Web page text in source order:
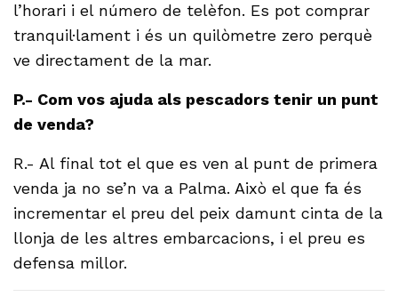
l’horari i el número de telèfon. Es pot comprar
tranquil·lament i és un quilòmetre zero perquè
ve directament de la mar.
P.- Com vos ajuda als pescadors tenir un punt
de venda?
R.- Al final tot el que es ven al punt de primera
venda ja no se’n va a Palma. Això el que fa és
incrementar el preu del peix damunt cinta de la
llonja de les altres embarcacions, i el preu es
defensa millor.